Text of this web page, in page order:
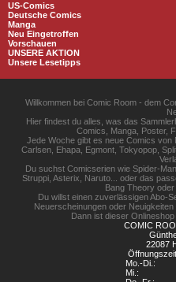
US-Comics
Deutsche Comics
Manga
Neu Eingetroffen
Vorschauen
UNSERE AKTION
Unsere Lesetipps
Willkommen bei Comic Room - dem
Hier findest du alles, was das
Comics, Manga, Poster,
Jede Woche gibt es neue Comics von
Carlsen, Ehapa, Egmont, Tokyopop,
Du suchst Comicserien wie Spider-
Struppi, Asterix, Naruto... oder das
Bang Theory
Du willst einen zuverlässigen Abo-
Neuerscheinungen oder
Dann ist dieser
COMIC
22087
Mo.-Di.:
Mi.: